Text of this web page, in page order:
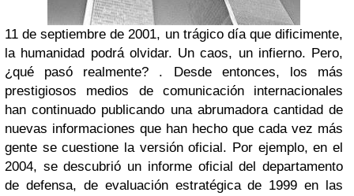
11 de septiembre de 2001, un trágico día que dificimente,
la humanidad podrá olvidar. Un caos, un infierno. Pero,
¿qué pasó realmente? . Desde entonces, los más
prestigiosos medios de comunicación internacionales
han continuado publicando una abrumadora cantidad de
nuevas informaciones que han hecho que cada vez más
gente se cuestione la versión oficial. Por ejemplo, en el
2004, se descubrió un informe oficial del departamento
de defensa, de evaluación estratégica de 1999 en las